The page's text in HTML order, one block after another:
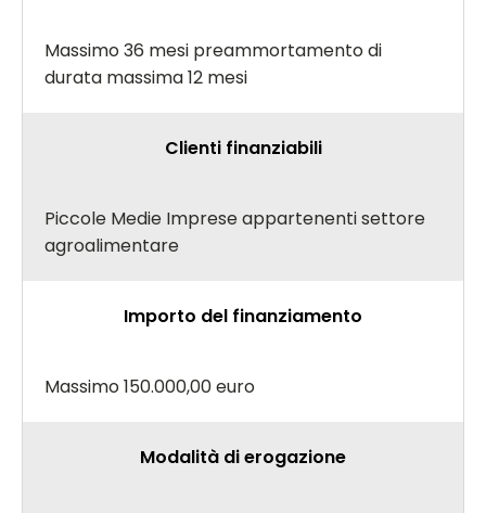
Massimo 36 mesi preammortamento di
durata massima 12 mesi
Clienti finanziabili
Piccole Medie Imprese appartenenti settore
agroalimentare
Importo del finanziamento
Massimo 150.000,00 euro
Modalità di erogazione